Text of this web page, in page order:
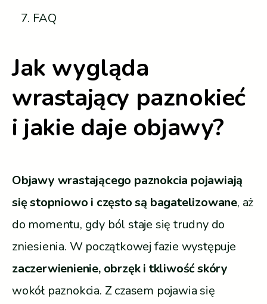
FAQ
Jak wygląda
wrastający paznokieć
i jakie daje objawy?
Objawy wrastającego paznokcia pojawiają
się stopniowo i często są bagatelizowane, aż
do momentu, gdy ból staje się trudny do
zniesienia. W początkowej fazie występuje
zaczerwienienie, obrzęk i tkliwość skóry
wokół paznokcia. Z czasem pojawia się